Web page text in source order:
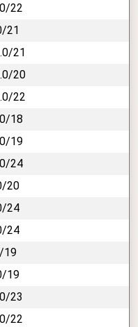
22
21
21
20
22
18
19
24
20
24
24
19
19
23
22